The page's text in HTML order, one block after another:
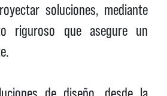
soluciones, mediante
riguroso que asegure un